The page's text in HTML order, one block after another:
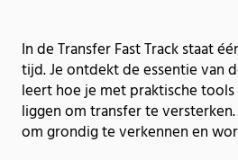
In de Transfer Fast Track staat
tijd. Je ontdekt de essentie van
leert hoe je met praktische
liggen om transfer te
om grondig te verkennen en